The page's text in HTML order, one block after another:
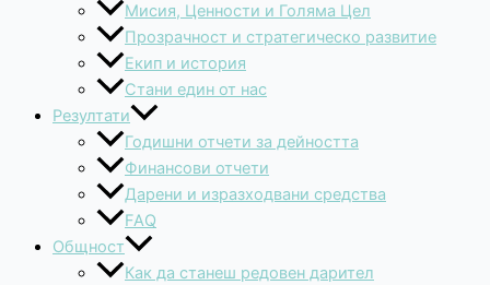
Мисия, Ценности и Голяма Цел
Прозрачност и стратегическо развитие
Екип и история
Стани един от нас
Резултати
Годишни отчети за дейността
Финансови отчети
Дарени и изразходвани средства
FAQ
Общност
Как да станеш редовен дарител